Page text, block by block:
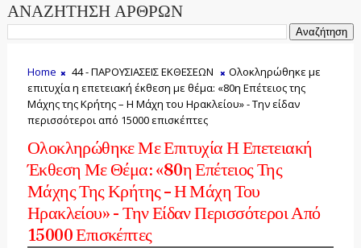
ΑΝΑΖΗΤΗΣΗ ΑΡΘΡΩΝ
Home 44 - ΠΑΡΟΥΣΙΑΣΕΙΣ ΕΚΘΕΣΕΩΝ
Ολοκληρώθηκε με
επιτυχία η επετειακή έκθεση με θέμα: «80η Επέτειος της
Μάχης της Κρήτης – Η Μάχη του Ηρακλείου» - Την είδαν
περισσότεροι από 15000 επισκέπτες
Ολοκληρώθηκε Με Επιτυχία Η Επετειακή
Έκθεση Με Θέμα: «80η Επέτειος Της
Μάχης Της Κρήτης – Η Μάχη Του
Ηρακλείου» - Την Είδαν Περισσότεροι Από
15000 Επισκέπτες